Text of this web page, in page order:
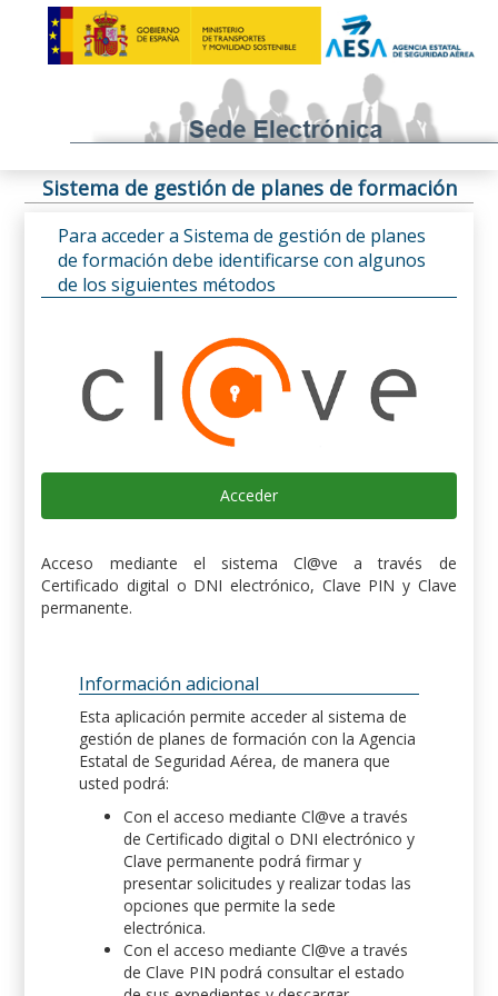
Sistema de gestión de planes de formación
Para acceder a Sistema de gestión de planes
de formación debe identificarse con algunos
de los siguientes métodos
Acceder
Acceso mediante el sistema Cl@ve a través de
Certificado digital o DNI electrónico, Clave PIN y Clave
permanente.
Información adicional
Esta aplicación permite acceder al sistema de
gestión de planes de formación con la Agencia
Estatal de Seguridad Aérea, de manera que
usted podrá:
Con el acceso mediante Cl@ve a través
de Certificado digital o DNI electrónico y
Clave permanente podrá firmar y
presentar solicitudes y realizar todas las
opciones que permite la sede
electrónica.
Con el acceso mediante Cl@ve a través
de Clave PIN podrá consultar el estado